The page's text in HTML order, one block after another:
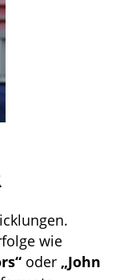
wie
oder „John